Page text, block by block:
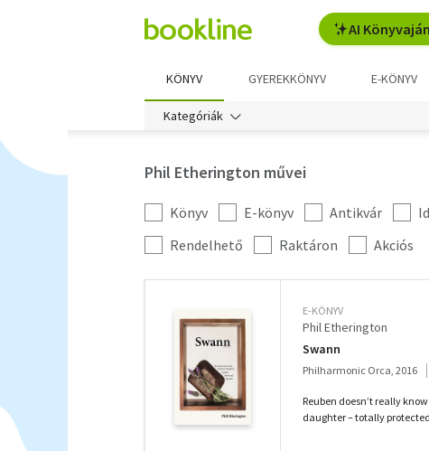
AI
KÖNYV GYEREKKÖNYV E-KÖNYV
Kategóriák
Phil Etherington művei
Kategória
szűrés
Könyv E-könyv Antikvár
További
szűrők
Rendelhető Raktáron Akciós
E-KÖNYV
Phil Etherington
Swann
Philharmonic Orca, 2016
Reuben doesn’t really
daughter – totally